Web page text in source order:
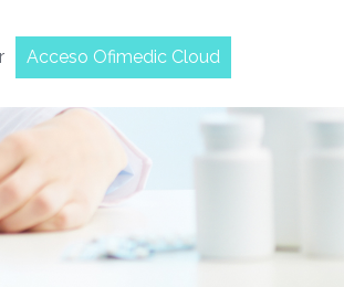
Acceso Ofimedic Cloud